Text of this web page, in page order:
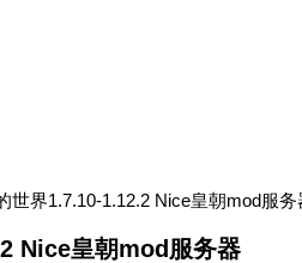
世界1.7.10-1.12.2 Nice皇朝mod服务
Nice皇朝mod服务器